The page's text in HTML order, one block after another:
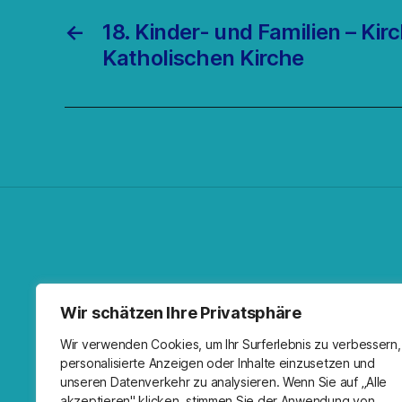
Wir schätzen Ihre Privatsphäre
Wir verwenden Cookies, um Ihr Surferlebnis zu verbessern,
personalisierte Anzeigen oder Inhalte einzusetzen und
unseren Datenverkehr zu analysieren. Wenn Sie auf „Alle
←
18. Kinder- und Familien –
Katholischen Kirche